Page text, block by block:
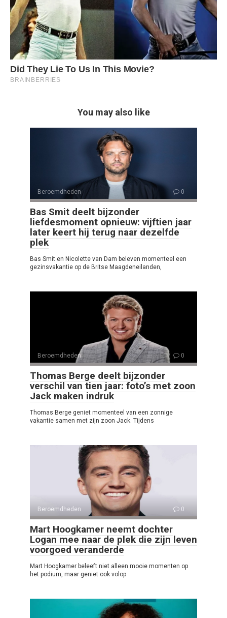
You may also like
Beroemdheden 0
Bas Smit deelt bijzonder
liefdesmoment opnieuw: vijftien jaar
later keert hij terug naar dezelfde
plek
Bas Smit en Nicolette van Dam beleven momenteel een
gezinsvakantie op de Britse Maagdeneilanden,
Beroemdheden 0
Thomas Berge deelt bijzonder
verschil van tien jaar: foto’s met zoon
Jack maken indruk
Thomas Berge geniet momenteel van een zonnige
vakantie samen met zijn zoon Jack. Tijdens
Beroemdheden 0
Mart Hoogkamer neemt dochter
Logan mee naar de plek die zijn leven
voorgoed veranderde
Mart Hoogkamer beleeft niet alleen mooie momenten op
het podium, maar geniet ook volop